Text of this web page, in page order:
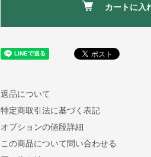
カートに入
返品について
特定商取引法に基づく表記
オプションの値段詳細
この商品について問い合わせる